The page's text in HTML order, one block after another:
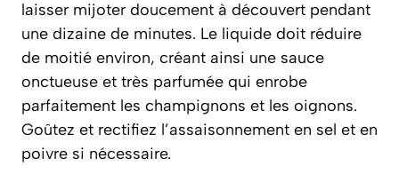
laisser mijoter doucement à découvert pendant
une dizaine de minutes. Le liquide doit réduire
de moitié environ, créant ainsi une sauce
onctueuse et très parfumée qui enrobe
parfaitement les champignons et les oignons.
Goûtez et rectifiez l’assaisonnement en sel et en
poivre si nécessaire.